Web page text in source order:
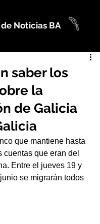
Noticias BA
saber los
la
de Galicia
que mantiene hasta
cuentas que eran del
Entre el jueves 19 y
se migrarán todos